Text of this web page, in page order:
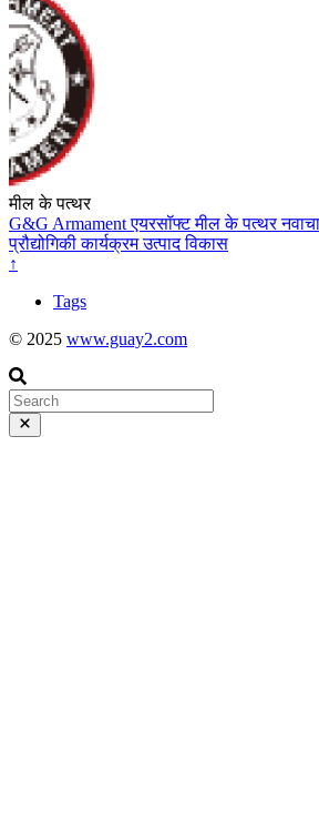
मील के पत्थर
G&G Armamentएयरसॉफ्टमील के पत्थर
प्रौद्योगिकीकार्यक्रमउत्पाद विकास
↑
Tags
© 2025 www.guay2.com